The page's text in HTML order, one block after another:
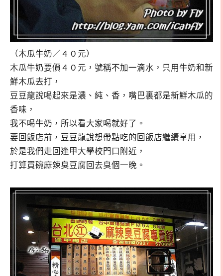
（木瓜牛奶／４０元）
木瓜牛奶要價４０元，號稱不加一滴水，只用牛奶和新
鮮木瓜去打，
豆豆龍說喝起來是濃、純、香，嘴巴裏都是新鮮木瓜的
香味，
我不喝牛奶，所以看大家喝就好了。
要回飯店前，豆豆龍說想帶點吃的回飯店繼續享用，
於是我們走回逢甲大學校門口附近，
打算買碗麻辣臭豆腐回去臭個一晚。